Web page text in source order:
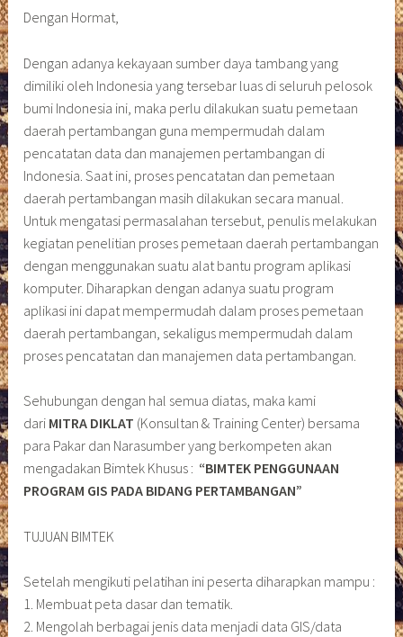
Dengan Hormat,
Dengan adanya kekayaan sumber daya tambang yang
dimiliki oleh Indonesia yang tersebar luas di seluruh pelosok
bumi Indonesia ini, maka perlu dilakukan suatu pemetaan
daerah pertambangan guna mempermudah dalam
pencatatan data dan manajemen pertambangan di
Indonesia. Saat ini, proses pencatatan dan pemetaan
daerah pertambangan masih dilakukan secara manual.
Untuk mengatasi permasalahan tersebut, penulis melakukan
kegiatan penelitian proses pemetaan daerah pertambangan
dengan menggunakan suatu alat bantu program aplikasi
komputer. Diharapkan dengan adanya suatu program
aplikasi ini dapat mempermudah dalam proses pemetaan
daerah pertambangan, sekaligus mempermudah dalam
proses pencatatan dan manajemen data pertambangan.
Sehubungan dengan hal semua diatas, maka kami
dari MITRA DIKLAT (Konsultan & Training Center) bersama
para Pakar dan Narasumber yang berkompeten akan
mengadakan Bimtek Khusus : “BIMTEK PENGGUNAAN
PROGRAM GIS PADA BIDANG PERTAMBANGAN”
TUJUAN BIMTEK
Setelah mengikuti pelatihan ini peserta diharapkan mampu :
1. Membuat peta dasar dan tematik.
2. Mengolah berbagai jenis data menjadi data GIS/data